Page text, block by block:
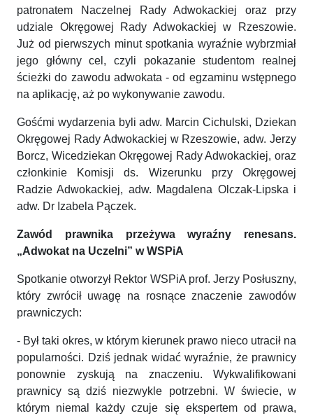
patronatem Naczelnej Rady Adwokackiej oraz przy
udziale Okręgowej Rady Adwokackiej w Rzeszowie.
Już od pierwszych minut spotkania wyraźnie wybrzmiał
jego główny cel, czyli pokazanie studentom realnej
ścieżki do zawodu adwokata - od egzaminu wstępnego
na aplikację, aż po wykonywanie zawodu.
Gośćmi wydarzenia byli adw. Marcin Cichulski, Dziekan
Okręgowej Rady Adwokackiej w Rzeszowie, adw. Jerzy
Borcz, Wicedziekan Okręgowej Rady Adwokackiej, oraz
członkinie Komisji ds. Wizerunku przy Okręgowej
Radzie Adwokackiej, adw. Magdalena Olczak-Lipska i
adw. Dr Izabela Pączek.
Zawód prawnika przeżywa wyraźny renesans.
„Adwokat na Uczelni” w WSPiA
Spotkanie otworzył Rektor WSPiA prof. Jerzy Posłuszny,
który zwrócił uwagę na rosnące znaczenie zawodów
prawniczych:
- Był taki okres, w którym kierunek prawo nieco utracił na
popularności. Dziś jednak widać wyraźnie, że prawnicy
ponownie zyskują na znaczeniu. Wykwalifikowani
prawnicy są dziś niezwykle potrzebni. W świecie, w
którym niemal każdy czuje się ekspertem od prawa,